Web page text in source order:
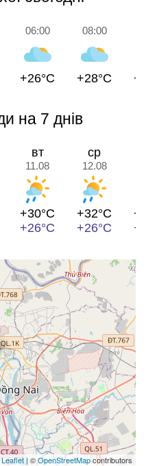
06:00
+26°C
08:00
+28°C
на 7 днів
вт
11.08
+30°C
+26°C
ср
12.08
+32°C
+26°C
Leaflet | ©OpenStreetMapcontributors